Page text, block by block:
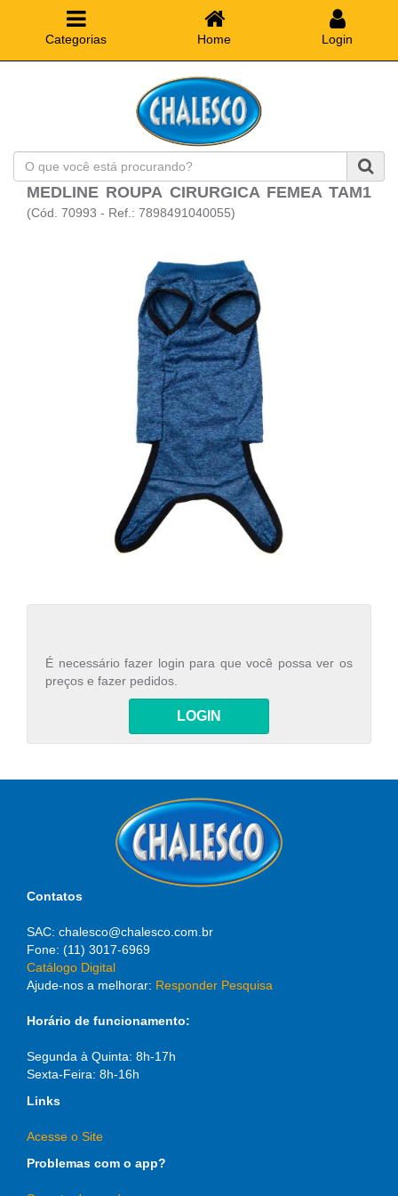
Categorias Home Login
que
você
está
MEDLINE ROUPA CIRURGICA FEMEA TAM1
(Cód. 70993 - Ref.: 7898491040055)
É necessário fazer login para que você possa ver os
preços e fazer pedidos.
LOGIN
Contatos
SAC: chalesco@chalesco.com.br
Fone: (11) 3017-6969
Catálogo Digital
Ajude-nos a melhorar: Responder Pesquisa
Horário de funcionamento:
Segunda à Quinta: 8h-17h
Sexta-Feira: 8h-16h
Links
Acesse o Site
Problemas com o app?